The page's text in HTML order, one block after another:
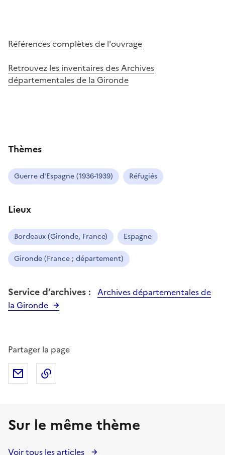
Références complètes de l'ouvrage
Retrouvez les inventaires des Archives
départementales de la Gironde
Thèmes
Guerre d'Espagne (1936-1939) Réfugiés
Lieux
Bordeaux (Gironde, France) Espagne
Gironde (France ; département)
Service d’archives : Archives départementales de
la Gironde
Partager la page
Partager par mail
Sur le même thème
Voir tous les articles